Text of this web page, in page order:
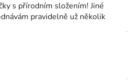
s přírodním složením! Jiné
pravidelně už několik